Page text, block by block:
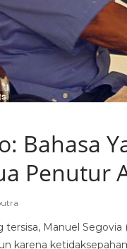
Bahasa
Penutur
tersisa, Manuel
karena